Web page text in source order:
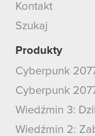
Kontakt
Szukaj
Produkty
Cyberpunk
Cyberpunk
Wiedźmin 3:
Wiedźmin 2: